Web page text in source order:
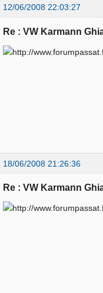
12/06/2008 22:03:27
Re : VW Karmann
18/06/2008 21:26:36
Re : VW Karmann